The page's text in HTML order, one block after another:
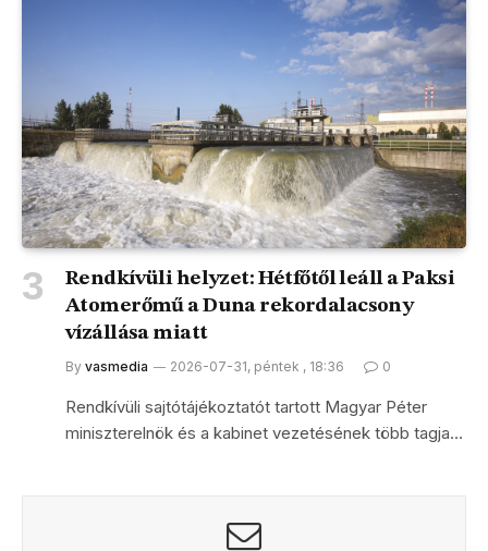
Rendkívüli helyzet: Hétfőtől leáll a Paksi
Atomerőmű a Duna rekordalacsony
vízállása miatt
By vasmedia 2026-07-31, péntek , 18:36 0
Rendkívüli sajtótájékoztatót tartott Magyar Péter
miniszterelnök és a kabinet vezetésének több tagja…